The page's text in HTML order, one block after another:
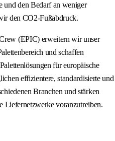
und den Bedarf an weniger
den CO2-Fußabdruck.
(EPIC) erweitern wir unser
und schaffen
für europäische
effizientere, standardisierte und
Branchen und stärken
Liefernetzwerke voranzutreiben.